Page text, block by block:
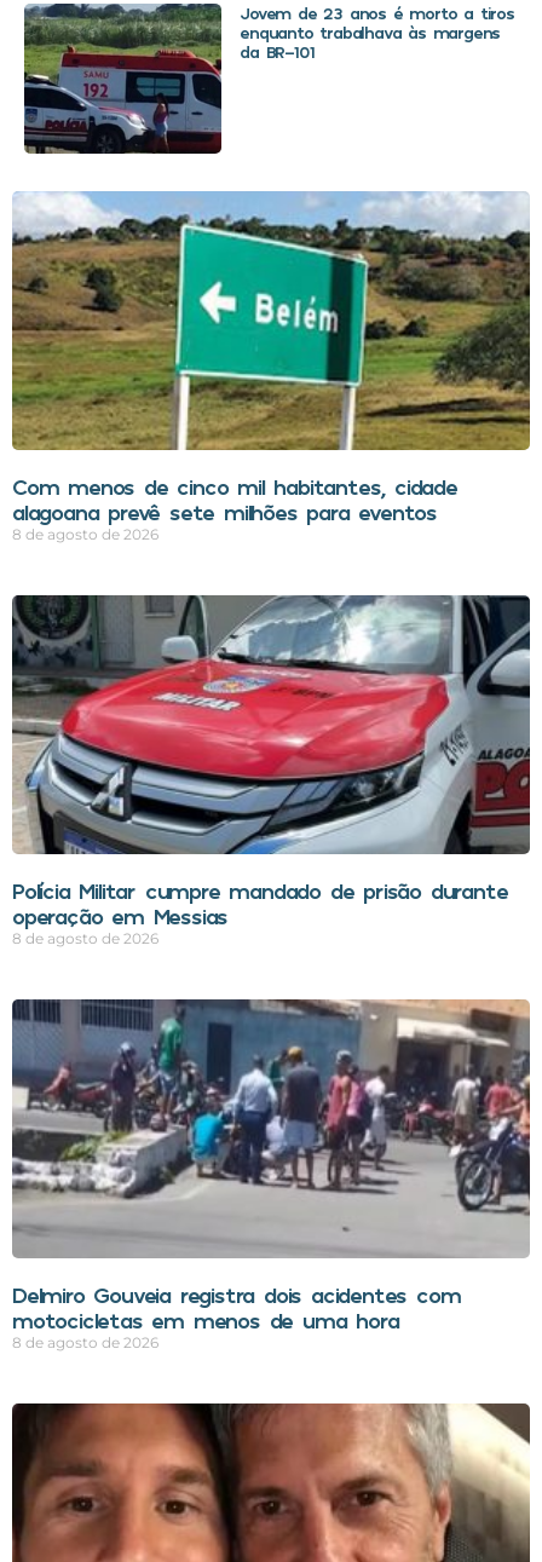
Jovem de 23 anos é morto a tiros
enquanto trabalhava às margens
da BR-101
Com menos de cinco mil habitantes, cidade
alagoana prevê sete milhões para eventos
8 de agosto de 2026
Polícia Militar cumpre mandado de prisão durante
operação em Messias
8 de agosto de 2026
Delmiro Gouveia registra dois acidentes com
motocicletas em menos de uma hora
8 de agosto de 2026